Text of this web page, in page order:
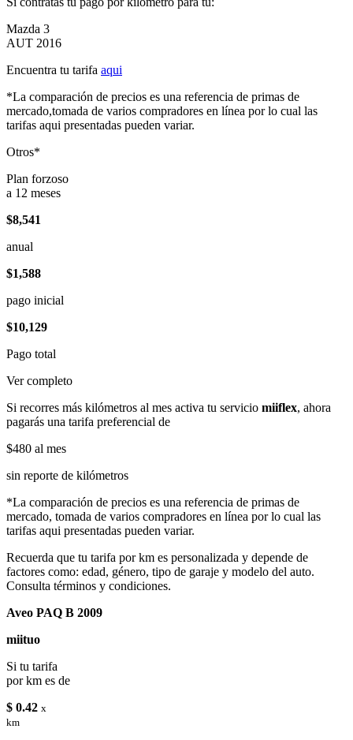
Mazda 3
AUT 2016
Encuentra tu tarifa aqui
*La comparación de precios es una referencia de primas de
mercado,tomada de varios compradores en línea por lo cual las
tarifas aqui presentadas pueden variar.
Otros*
Plan forzoso
a 12 meses
$8,541
anual
$1,588
pago inicial
$10,129
Pago total
Ver completo
Si recorres más kilómetros al mes activa tu servicio miiflex, ahora
pagarás una tarifa preferencial de
$480 al mes
sin reporte de kilómetros
*La comparación de precios es una referencia de primas de
mercado, tomada de varios compradores en línea por lo cual las
tarifas aqui presentadas pueden variar.
Recuerda que tu tarifa por km es personalizada y depende de
factores como: edad, género, tipo de garaje y modelo del auto.
Consulta términos y condiciones.
Aveo PAQ B 2009
miituo
Si tu tarifa
por km es de
$ 0.42 x
km